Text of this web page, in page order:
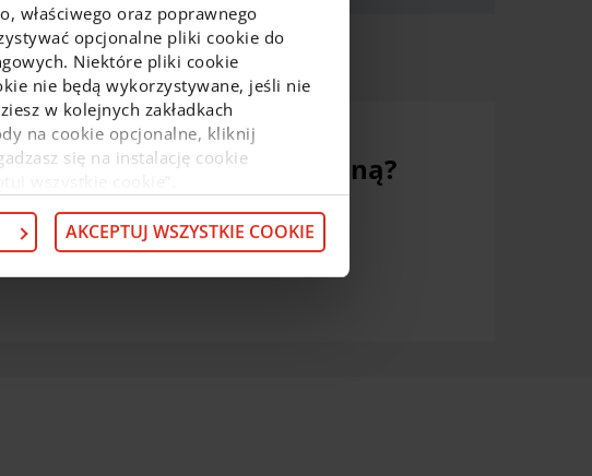
właściwego oraz poprawnego
opcjonalne pliki cookie do
Niektóre pliki cookie
nie będą wykorzystywane, jeśli nie
w kolejnych zakładkach
na cookie opcjonalne, kliknij
się na instalację cookie
znajdziesz podlinkiem.
AKCEPTUJ WSZYSTKIE COOKIE
przez bankowość mobilną?